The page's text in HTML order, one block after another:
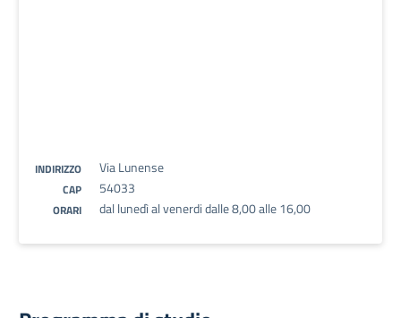
INDIRIZZO Via Lunense
CAP 54033
ORARI dal lunedì al venerdi dalle 8,00 alle 16,00